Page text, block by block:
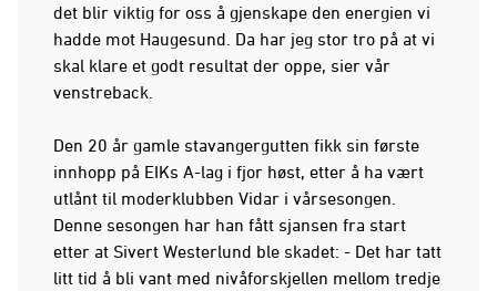
det blir viktig for oss å gjenskape den energien vi
hadde mot Haugesund. Da har jeg stor tro på at vi
skal klare et godt resultat der oppe, sier vår
venstreback.
Den 20 år gamle stavangergutten fikk sin første
innhopp på EIKs A-lag i fjor høst, etter å ha vært
utlånt til moderklubben Vidar i vårsesongen.
Denne sesongen har han fått sjansen fra start
etter at Sivert Westerlund ble skadet: - Det har tatt
litt tid å bli vant med nivåforskjellen mellom tredje